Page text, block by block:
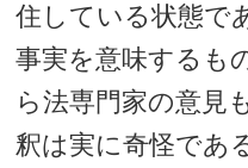
住している状態で
事実を意味するも
ら法専門家の意見
釈は実に奇怪であ